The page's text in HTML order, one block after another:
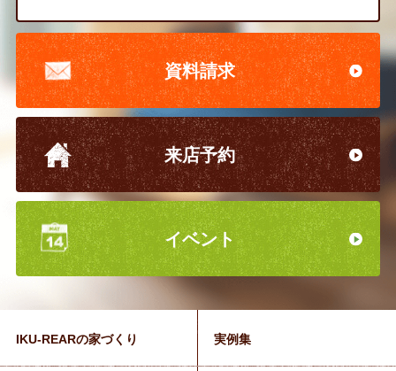
資料請求
来店予約
イベント
IKU-REARの家づくり 実例集